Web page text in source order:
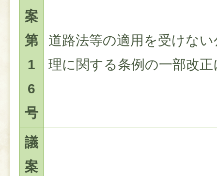
案
第
1
6
号
道路法等の適用を受けな
理に関する条例の一部改
議
案